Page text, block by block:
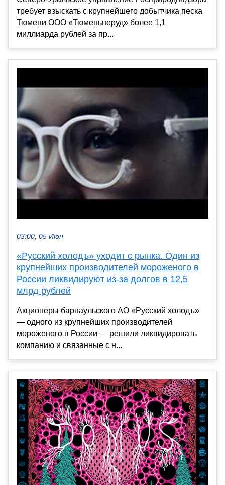
требует взыскать с крупнейшего добытчика песка
Тюмени ООО «Тюменьнеруд» более 1,1
миллиарда рублей за пр...
03:00, 05 Июн
«Русский холодъ» уходит с рынка. Один из
крупнейших производителей мороженого в
России ликвидируют из-за долгов в 12,5
млрд рублей
Акционеры барнаульского АО «Русский холодъ»
— одного из крупнейших производителей
мороженого в России — решили ликвидировать
компанию и связанные с н...